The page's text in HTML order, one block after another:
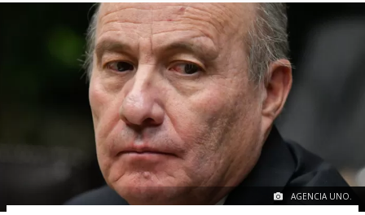
AGENCIA UNO.